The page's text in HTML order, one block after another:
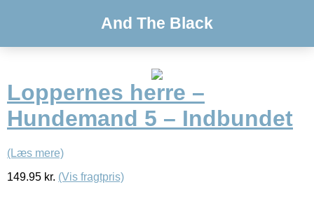
And The Black
Loppernes herre –
Hundemand 5 – Indbundet
(Læs mere)
149.95 kr. (Vis fragtpris)